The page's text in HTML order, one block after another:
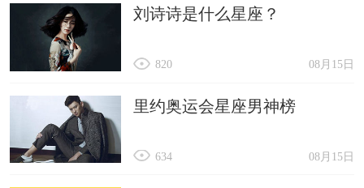
刘诗诗是什么星座？
08月15日
820
里约奥运会星座男神榜
08月15日
634